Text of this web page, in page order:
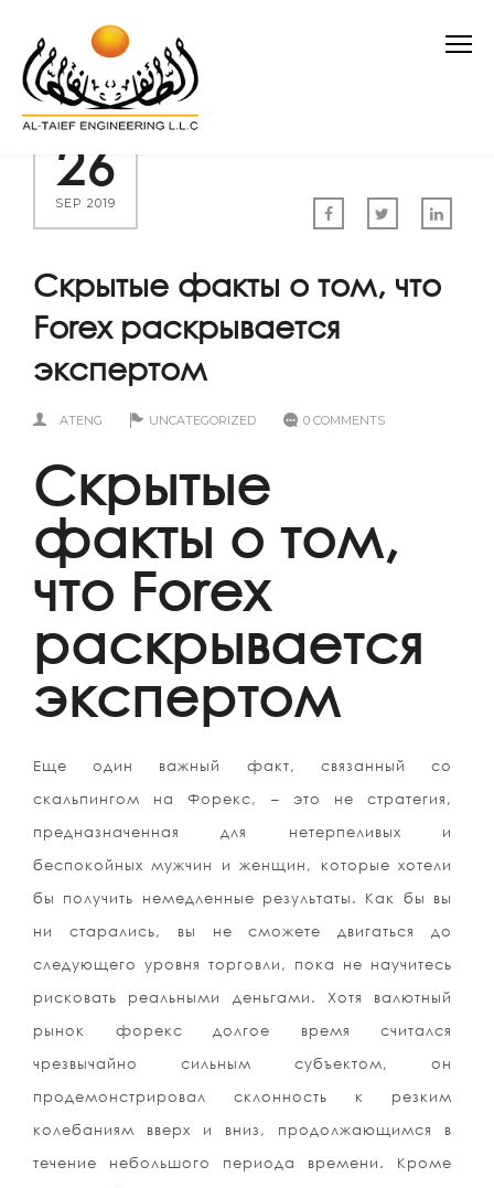
26
SEP 2019
Скрытые факты о том, что
Forex раскрывается
экспертом
ATENG UNCATEGORIZED 0 COMMENTS
Скрытые
факты о том,
что Forex
раскрывается
экспертом
Еще один важный факт, связанный со
скальпингом на Форекс, – это не стратегия,
предназначенная для нетерпеливых и
беспокойных мужчин и женщин, которые хотели
бы получить немедленные результаты. Как бы вы
ни старались, вы не сможете двигаться до
следующего уровня торговли, пока не научитесь
рисковать реальными деньгами. Хотя валютный
рынок форекс долгое время считался
чрезвычайно сильным субъектом, он
продемонстрировал склонность к резким
колебаниям вверх и вниз, продолжающимся в
течение небольшого периода времени. Кроме